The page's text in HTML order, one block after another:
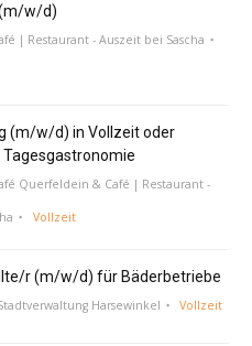
w/d)
| Restaurant - Auszeit bei Sascha
(m/w/d) in Vollzeit oder
Tagesgastronomie
Querfeldein & Café | Restaurant -
Vollzeit
r (m/w/d) für Bäderbetriebe
Harsewinkel Vollzeit